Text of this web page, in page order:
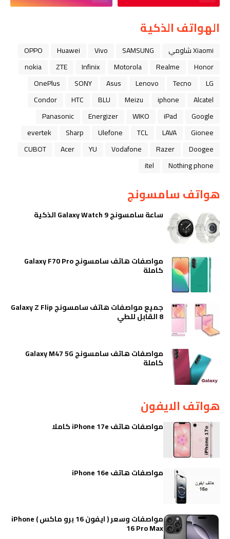
الهواتف الذكية
Xiaomi شاومي SAMSUNG
Vivo
Huawei
OPPO
Honor
Realme
Motorola
Infinix
ZTE
nokia
LG
Tecno
Lenovo
Asus
SONY
OnePlus
Alcatel
iphone
Meizu
BLU
HTC
Condor
Google
iPad
WIKO
Energizer
Panasonic
Gionee
LAVA
TCL
Ulefone
Sharp
evertek
Doogee
Razer
Vodafone
YU
Acer
CUBOT
Nothing phone
itel
هواتف سامسونج
ساعة سامسونج Galaxy Watch 9 الذكية
مواصفات هاتف سامسونج Galaxy F70 Pro
كاملة
جميع مواصفات هاتف سامسونج Galaxy Z Flip
8 القابل للطي
مواصفات هاتف سامسونج Galaxy M47 5G
كاملة
هواتف الايفون
مواصفات هاتف iPhone 17e كاملا
مواصفات هاتف iPhone 16e
مواصفات وسعر ( ايفون 16 برو ماكس ) iPhone
16 Pro Max